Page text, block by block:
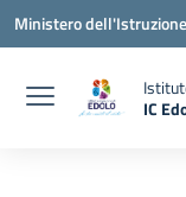
Vai ai contenuti
Vai al menu di
Vai al footer
Ministero
IC